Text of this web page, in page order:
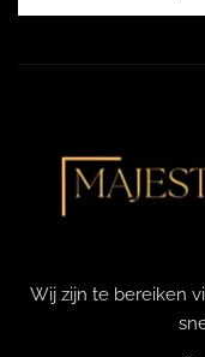
Wij zijn te bereiken